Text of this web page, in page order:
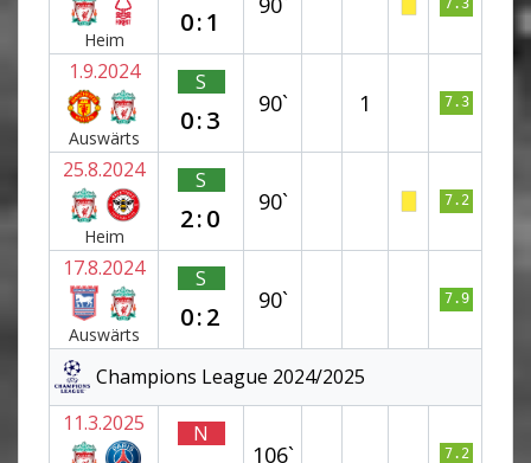
Heim
0:1
7.3
1.9.2024
Auswärts
S
0:3
90` 1 7.3
25.8.2024
Heim
S
2:0
90` 7.2
17.8.2024
Auswärts
S
0:2
90` 7.9
Champions League 2024/2025
11.3.2025
N
106` 7.2